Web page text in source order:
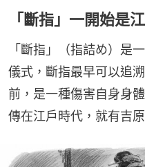
「斷指」一開始是
「斷指」（指詰め）是
儀式，斷指最早可以追
前，是一種傷害自身身
傳在江戶時代，就有吉